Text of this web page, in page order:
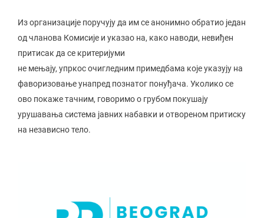
Из организације поручују да им се анонимно обратио један
од чланова Комисије и указао на, како наводи, невиђен
притисак да се критеријуми
не мењају, упркос очигледним примедбама које указују на
фаворизовање унапред познатог понуђача. Уколико се
ово покаже тачним, говоримо о грубом покушају
урушавања система јавних набавки и отвореном притиску
на независно тело.